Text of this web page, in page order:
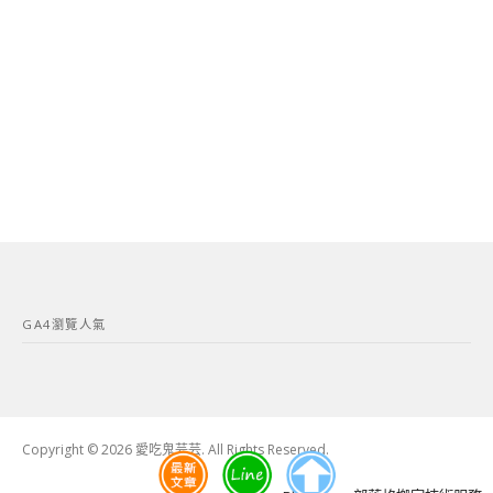
GA4瀏覽人氣
Copyright © 2026 愛吃鬼芸芸. All Rights Reserved.